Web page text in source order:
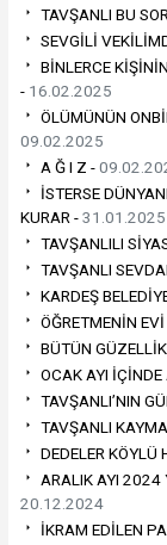
TAVŞANLI BU
SEVGİLİ
BİNLERCE
- 16.02.2025
ÖLÜMÜNÜN
09.02.2025
A Ğ I Z -
İSTERSE
KURAR -31.01.2025
TAVŞANLILI
TAVŞANLI
KARDEŞ
ÖĞRETMENİN
BÜTÜN
OCAK AYI
TAVŞANLI’NIN
TAVŞANLI
DEDELER KÖYLÜ
ARALIK AYI 2024
20.12.2024
İKRAM EDİLEN